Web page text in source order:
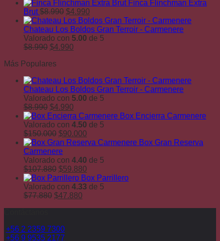
era:
es:
precio
era:
$8.990.
precio
es:
$4.990.
Finca Flinchman Extra
Brut $8.990 El
precio
original
era:
$8.990.
$4.990
precio
actual
es:
Chateau Los Boldos Gran Terroir - Carmenere
Valorado con 5.00 de 5
$8.990 El
original
$8.990.
$4.990
$4.990.
Más Populares
Chateau Los Boldos Gran Terroir - Carmenere
Valorado con 5.00 de 5
$8.990 El
precio
original
era:
$8.990.
$4.990
precio
actual
es:
$4.990.
Box Encierra Carmenere
Valorado con 4.50 de 5
$150.000 El
precio
original
era:
$150.000.
$90.000
precio
es:
Box Gran Reserva
Carmenere
Valorado con 4.40 de 5
$107.880 El
precio
original
era:
$59.880
precio
actual
Box Parrillero
Valorado con 4.33 de 5
$77.880 El
$77.880.
$47.880
+56 2 2359 7300
+56 9 9535 2177